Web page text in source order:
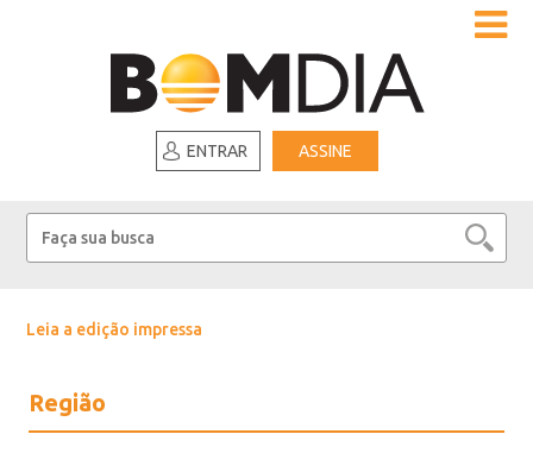
ENTRAR ASSINE
Leia a edição impressa
Região